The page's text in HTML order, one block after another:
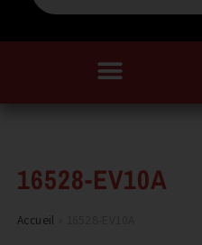
16528-EV10A
Accueil